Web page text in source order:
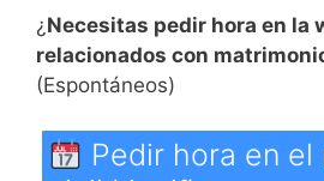
¿ Necesitas pedir hora en la
relacionados con
(Espontáneos)
Pedir hora en